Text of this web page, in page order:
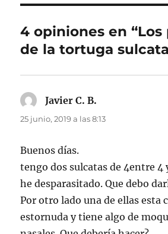
4 opiniones en
de la tortuga
Javier C. B.
25 junio, 2019 a las 8:13
Buenos días.
tengo dos sulcatas de 4entre 4
he desparasitado. Que debo
Por otro lado una de ellas esta
estornuda y tiene algo de